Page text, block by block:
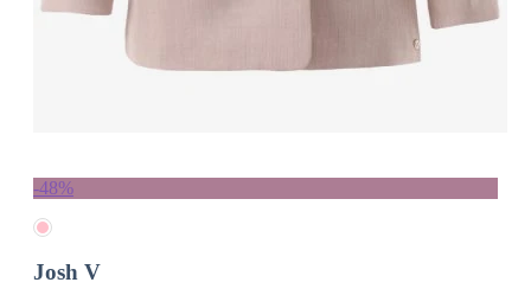
-48%
Josh V